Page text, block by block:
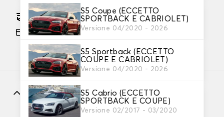
S5 Coupe (ECCETTO
SPORTBACK E CABRIOLET)
Versione 04/2020 - 2026
S5 Sportback (ECCETTO
COUPE E CABRIOLET)
Versione 04/2020 - 2026
S5 Cabrio (ECCETTO
SPORTBACK E COUPE)
Versione 02/2017 - 03/2020
Consegna gratuita stimata su 17/08/2026
Pagamento in 3x gratuito, a partire da 60 euro
Caratteristiche